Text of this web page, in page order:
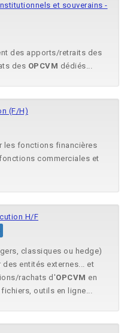
et souverains -
des apports/retraits des
des OPCVM dédiés...
(F/H)
les fonctions financières
commerciales et
H/F
classiques ou hedge)
des entités externes... et
rachats d'OPCVM en
outils en ligne...